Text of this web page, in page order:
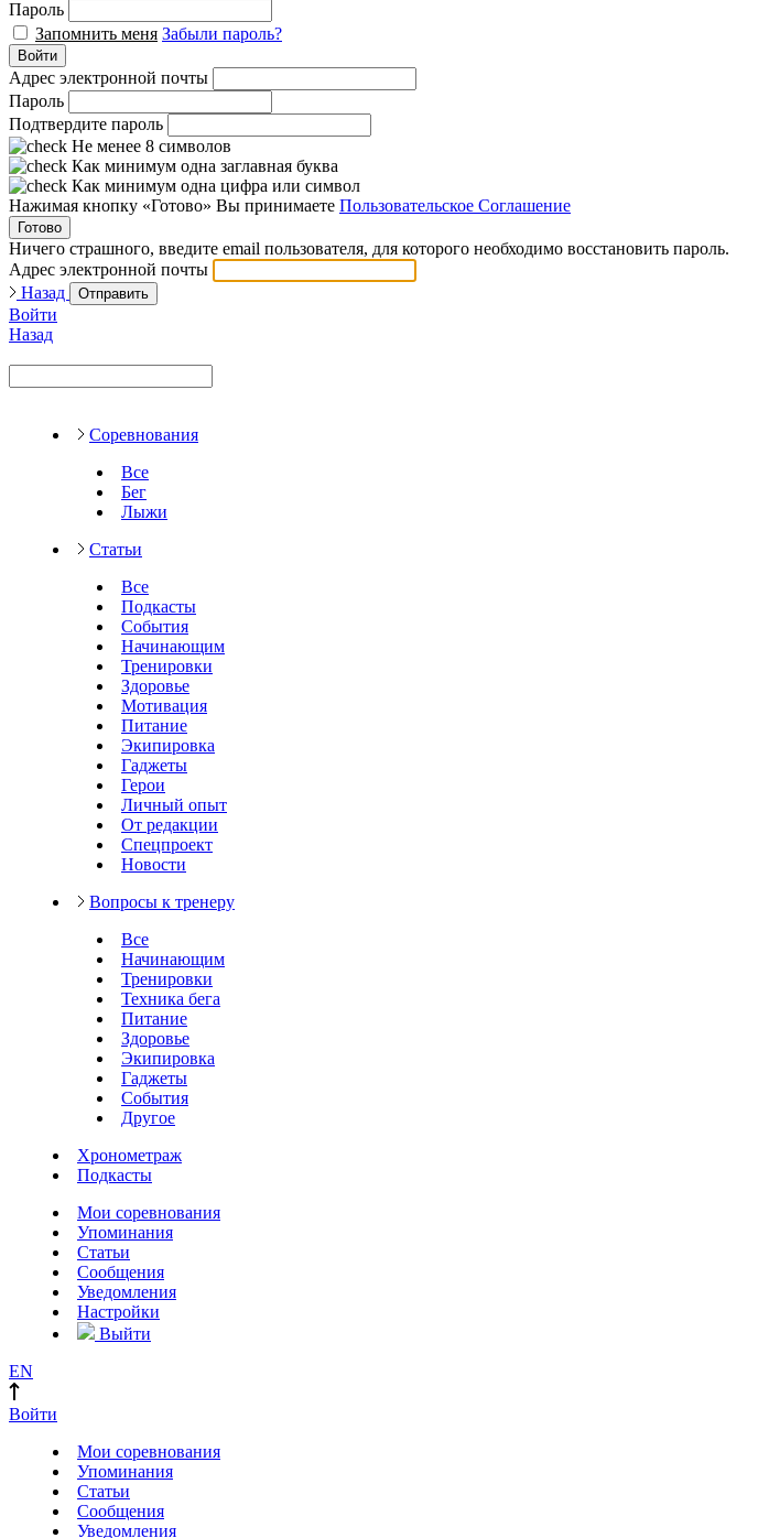
Пароль
Запомнить меня Забыли пароль?
Войти
Адрес электронной почты
Пароль
Подтвердите пароль
Не менее 8 символов
Как минимум одна заглавная буква
Как минимум одна цифра или символ
Нажимая кнопку «Готово» Вы принимаете Пользовательское Соглашение
Готово
Ничего страшного, введите email пользователя, для которого необходимо восстановить пароль.
Адрес электронной почты
Назад
Отправить
Войти
Назад
Соревнования
Все
Бег
Лыжи
Статьи
Все
Подкасты
События
Начинающим
Тренировки
Здоровье
Мотивация
Питание
Экипировка
Гаджеты
Герои
Личный опыт
От редакции
Спецпроект
Новости
Вопросы к тренеру
Все
Начинающим
Тренировки
Техника бега
Питание
Здоровье
Экипировка
Гаджеты
События
Другое
Хронометраж
Подкасты
Мои соревнования
Упоминания
Статьи
Сообщения
Уведомления
Настройки
Выйти
EN
Войти
Мои соревнования
Упоминания
Статьи
Сообщения
Уведомления